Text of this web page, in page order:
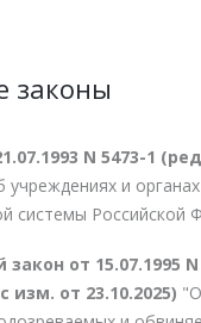
законы
N 5473-1
учреждениях и
системы Российской
от 15.07.1995
изм. от 23.10.2025)